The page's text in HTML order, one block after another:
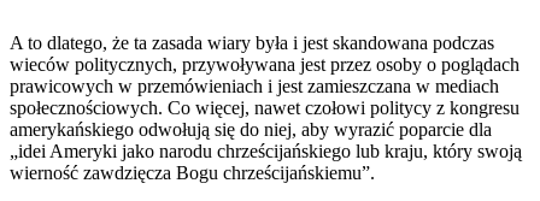
A to dlatego, że ta zasada wiary była i jest skandowana podczas
wieców politycznych, przywoływana jest przez osoby o poglądach
prawicowych w przemówieniach i jest zamieszczana w mediach
społecznościowych. Co więcej, nawet czołowi politycy z kongresu
amerykańskiego odwołują się do niej, aby wyrazić poparcie dla
„idei Ameryki jako narodu chrześcijańskiego lub kraju, który swoją
wierność zawdzięcza Bogu chrześcijańskiemu”.